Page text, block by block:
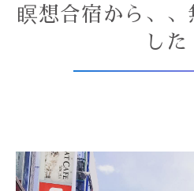
瞑想合宿から、、
した